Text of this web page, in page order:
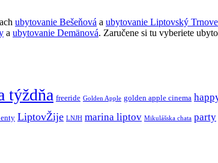
ubytovanie Bešeňová a ubytovanie Liptovský
a ubytovanie Demänová. Zaručene si tu vyberiete
týždňa freeride Golden Apple golden apple cinema
LiptovŽije LNJH marina liptov Mikulášska chata party